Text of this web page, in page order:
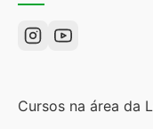
Cursos na área da